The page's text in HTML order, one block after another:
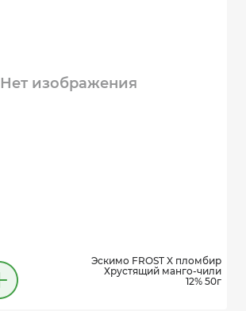
Нет изображения
Эскимо FROST X пломбир
Хрустящий манго-чили
12% 50г